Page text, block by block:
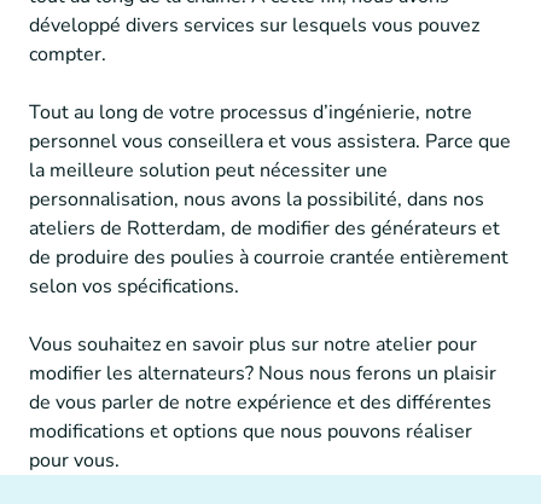
développé divers services sur lesquels vous pouvez
compter.
Tout au long de votre processus d’ingénierie, notre
personnel vous conseillera et vous assistera. Parce que
la meilleure solution peut nécessiter une
personnalisation, nous avons la possibilité, dans nos
ateliers de Rotterdam, de modifier des générateurs et
de produire des poulies à courroie crantée entièrement
selon vos spécifications.
Vous souhaitez en savoir plus sur notre atelier pour
modifier les alternateurs? Nous nous ferons un plaisir
de vous parler de notre expérience et des différentes
modifications et options que nous pouvons réaliser
pour vous.